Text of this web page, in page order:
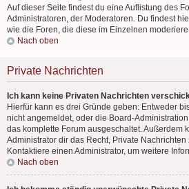
Auf dieser Seite findest du eine Auflistung des
Administratoren, der Moderatoren. Du findest
wie die Foren, die diese im Einzelnen
Nach oben
Private Nachrichten
Ich kann keine Privaten Nachrichten
Hierfür kann es drei Gründe geben: Entweder
nicht angemeldet, oder die Board-
das komplette Forum ausgeschaltet. Außerdem
Administrator dir das Recht, Private
Kontaktiere einen Administrator, um weitere
Nach oben